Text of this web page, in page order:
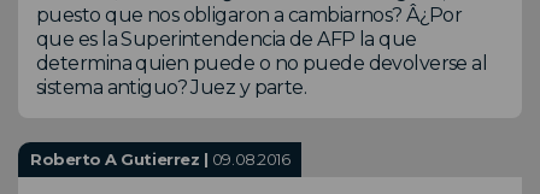
puesto que nos obligaron a cambiarnos? Â¿Por
que es la Superintendencia de AFP la que
determina quien puede o no puede devolverse al
sistema antiguo? Juez y parte.
Roberto A Gutierrez | 09.08.2016